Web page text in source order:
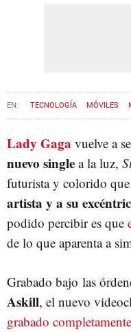
TECNOLOGÍA MÓVILES
Lady Gaga vuelve a
nuevo single a la luz,
futurista y colorido
artista y a su
podido percibir es que
de lo que aparenta a
Grabado bajo las
Askill, el nuevo
grabado